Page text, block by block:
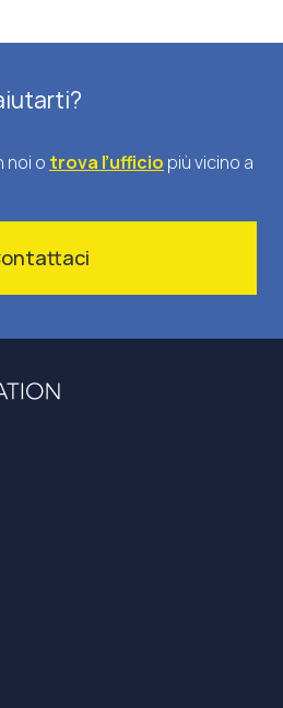
noi o trova l’ufficio più vicino a